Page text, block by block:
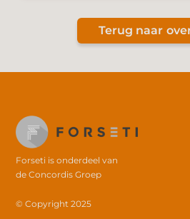
Terug naar
Forseti is onderdeel van
deConcordis Groep
© Copyright 2025